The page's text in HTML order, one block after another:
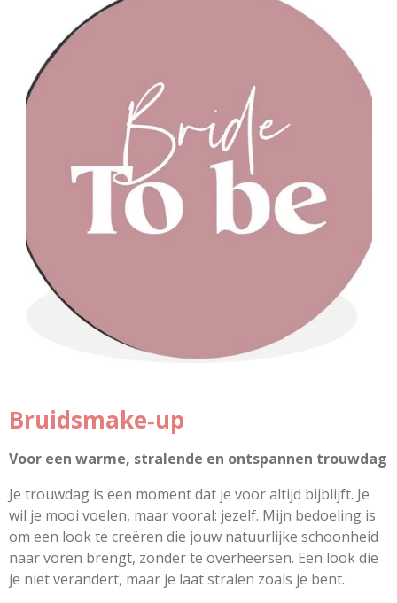
Bruidsmake‑up
Voor een warme, stralende en ontspannen trouwdag
Je trouwdag is een moment dat je voor altijd bijblijft. Je
wil je mooi voelen, maar vooral: jezelf. Mijn bedoeling is
om een look te creëren die jouw natuurlijke schoonheid
naar voren brengt, zonder te overheersen. Een look die
je niet verandert, maar je laat stralen zoals je bent.